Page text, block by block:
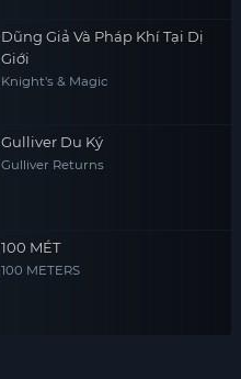
Dũng Giả Và Pháp Khí Tại Dị
Giới
Knight's & Magic
Gulliver Du Ký
Gulliver Returns
100 MÉT
100 METERS